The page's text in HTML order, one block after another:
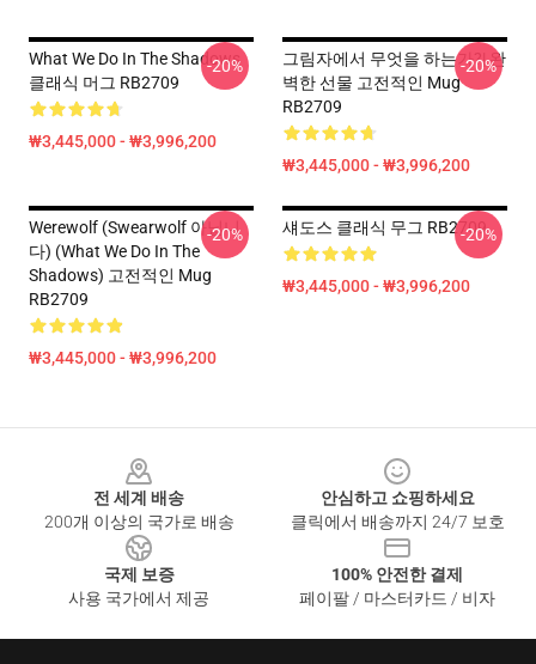
What We Do In The Shadows
클래식 머그 RB2709
₩3,445,000 - ₩3,996,200
-20%
그림자에서 무엇을 하는가?| 완
벽한 선물 고전적인 Mug
RB2709
₩3,445,000 - ₩3,996,200
-20%
Werewolf (swearwolf 아닙니
다) (What We Do In The
Shadows) 고전적인 Mug
RB2709
₩3,445,000 - ₩3,996,200
-20% 섀도스 클래식 무그 RB2709
₩3,445,000 - ₩3,996,200
-20%
전 세계 배송
200개 이상의 국가로 배송
안심하고 쇼핑하세요
클릭에서 배송까지 24/7 보호
국제 보증
사용 국가에서 제공
100% 안전한 결제
페이팔 / 마스터카드 / 비자